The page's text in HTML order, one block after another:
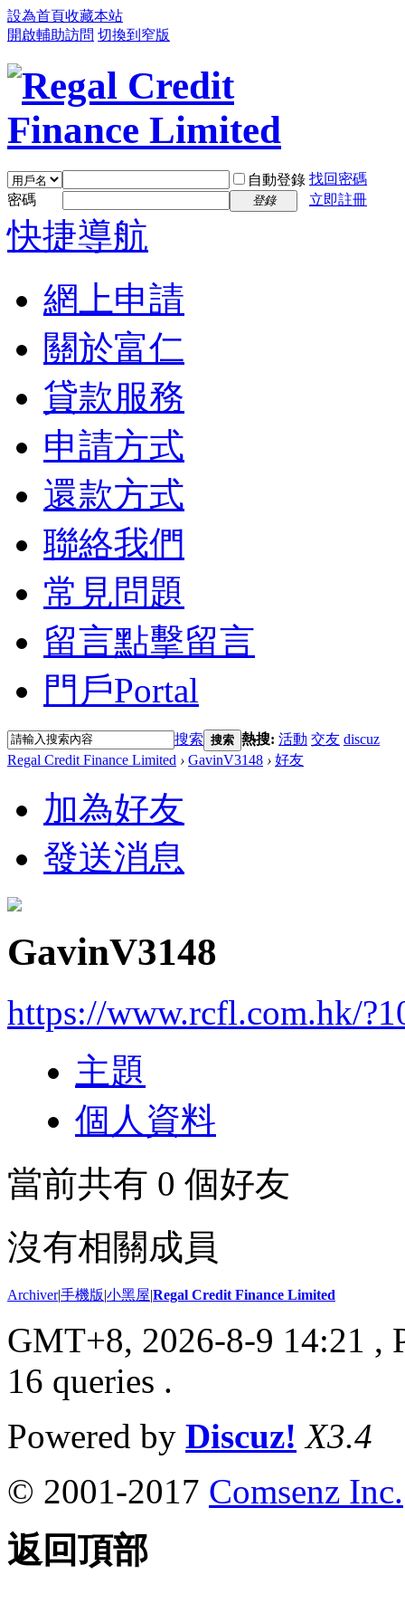
設為首頁收藏本站
開啟輔助訪問 切換到窄版
自動登錄 找回密碼
密碼
登錄 立即註冊
快捷導航
網上申請
關於富仁
貸款服務
申請方式
還款方式
聯絡我們
常見問題
留言點擊留言
門戶Portal
搜索 搜索 熱搜: 活動 交友 discuz
Regal Credit Finance Limited › GavinV3148 › 好友
加為好友
發送消息
GavinV3148
https://www.rcfl.com.hk/
主題
個人資料
當前共有 0 個好友
沒有相關成員
Archiver|手機版|小黑屋|Regal Credit Finance Limited
GMT+8, 2026-8-9 14:21 ,
16 queries .
Powered by Discuz! X3.4
© 2001-2017 Comsenz Inc.
返回頂部